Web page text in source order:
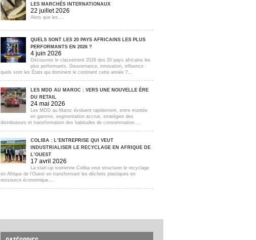
LES MARCHÉS INTERNATIONAUX
22 juillet 2026
Alors que les ...
QUELS SONT LES 20 PAYS AFRICAINS LES PLUS
PERFORMANTS EN 2026 ?
4 juin 2026
Découvrez le classement 2026 des 20 pays africains les
plus performants. Gouvernance, innovation, influence :
quels sont les États qui dominent le continent cette année ?...
LES MDD AU MAROC : VERS UNE NOUVELLE ÈRE
DU RETAIL
24 mai 2026
Les MDD au Maroc évoluent rapidement, entre montée
en gamme, segmentation accrue, stratégies des
distributeurs et transformation des habitudes de consommation....
COLIBA : L’ENTREPRISE QUI VEUT
INDUSTRIALISER LE RECYCLAGE EN AFRIQUE DE
L’OUEST
17 avril 2026
La start-up ivoirienne Coliba veut structurer le recyclage
en Afrique de l’Ouest en transformant les déchets plastiques en
ressource économique....